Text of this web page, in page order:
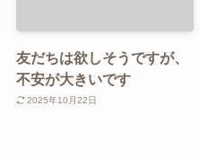
友だちは欲しそうですが、
不安が大きいです
2025年10月22日